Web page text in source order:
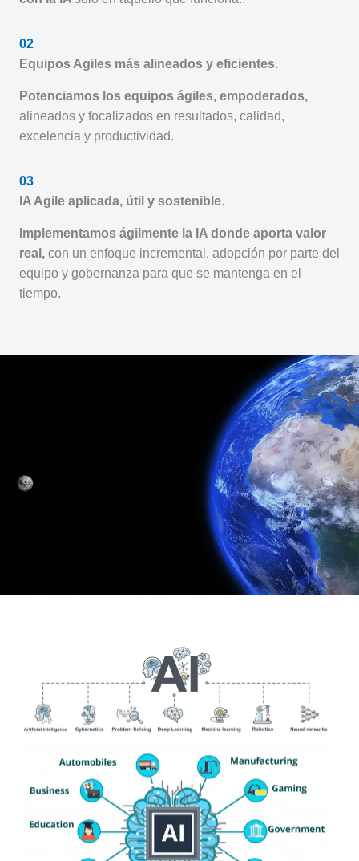
02
Equipos Agiles más alineados y eficientes.
Potenciamos los equipos ágiles, empoderados,
alineados y focalizados en resultados, calidad,
excelencia y productividad.
03
IA Agile aplicada, útil y sostenible.
Implementamos ágilmente la IA donde aporta valor
real, con un enfoque incremental, adopción por parte del
equipo y gobernanza para que se mantenga en el
tiempo.